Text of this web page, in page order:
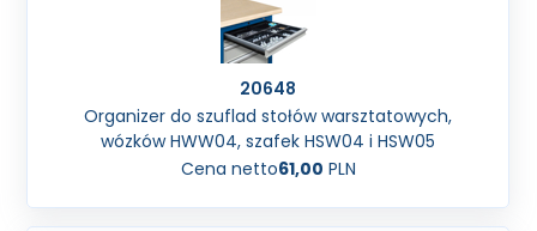
20648
Organizer do szuflad stołów warsztatowych,
wózków HWW04, szafek HSW04 i HSW05
Cena netto61,00 PLN